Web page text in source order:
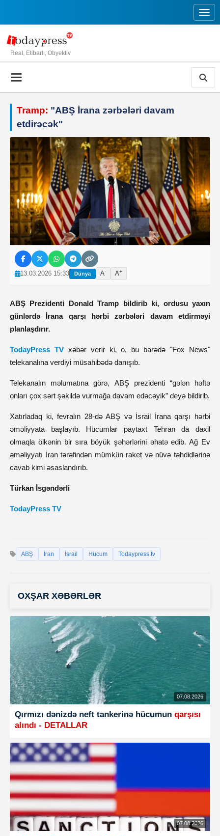
Real, Etibarlı, Obyektiv
Tramp: "ABŞ İrana zərbələri davam
etdirəcək"
13.03.2026 15:33 Dünya A- A+
ABŞ Prezidenti Donald Tramp bildirib ki, ordusu yaxın
günlərdə İrana qarşı hərbi zərbələri davam etdirməyi
planlaşdırır.
TodayPress TVxəbər verir ki, o, bu barədə "Fox News"
telekanalına verdiyi müsahibədə danışıb.
Telekanalın məlumatına görə, ABŞ prezidenti “gələn həftə
onları çox sərt şəkildə vurmağa davam edəcəyik” deyə bildirib.
Xatırladaq ki, fevralın 28-də ABŞ və İsrail İrana qarşı hərbi
əməliyyata başlayıb. Hücumlar paytaxt Tehran da daxil
olmaqla ölkənin bir sıra böyük şəhərlərini əhatə edib. Ağ Ev
əməliyyatı İran tərəfindən mümkün raket və nüvə təhdidlərinə
cavab kimi əsaslandırıb.
Türkan İsgəndərli
TodayPress TV
ABŞ İran İsrail Hücum Todaypress.tv
OXŞAR XƏBƏRLƏR
07.08.2026
Qırmızı dənizdə neft tankerinə hücumun qarşısı
alındı - DETALLAR
07.08.2026